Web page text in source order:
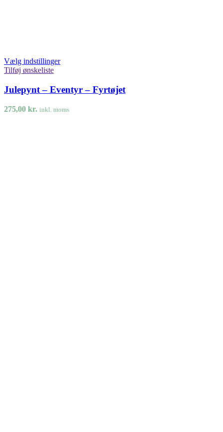
Vælg indstillinger
Tilføj ønskeliste
Julepynt – Eventyr – Fyrtøjet
275,00 kr. inkl. moms